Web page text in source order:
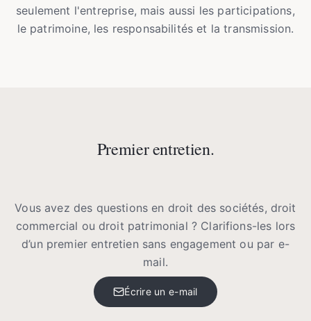
seulement l'entreprise, mais aussi les participations,
le patrimoine, les responsabilités et la transmission.
Premier entretien.
Vous avez des questions en droit des sociétés, droit
commercial ou droit patrimonial ? Clarifions-les lors
d’un premier entretien sans engagement ou par e-
mail.
Écrire un e-mail